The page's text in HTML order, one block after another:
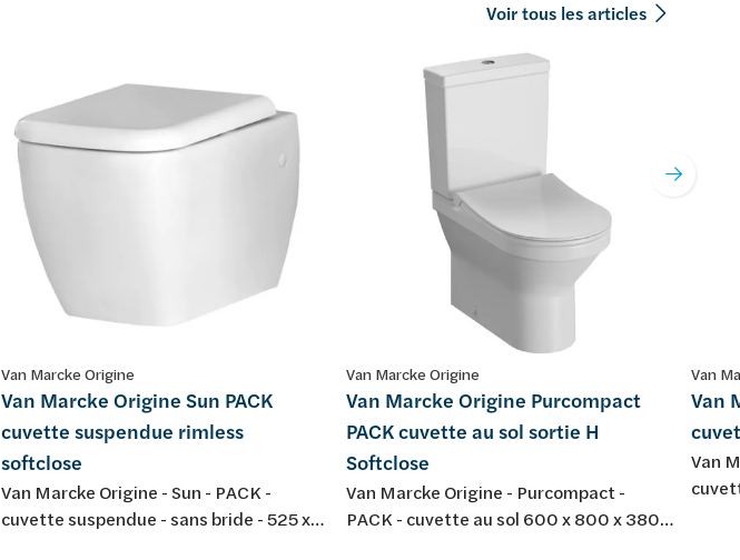
Voir tous les articles
Van Marcke Origine
Van Marcke Origine Sun PACK
cuvette suspendue rimless
softclose
Van Marcke Origine - Sun - PACK -
cuvette suspendue - sans bride - 525 x
Van Marcke Origine
Van Marcke Origine Purcompact
PACK cuvette au sol sortie H
Softclose
Van Marcke Origine - Purcompact -
PACK - cuvette au sol 600 x 800 x 380
Van
Van
Van